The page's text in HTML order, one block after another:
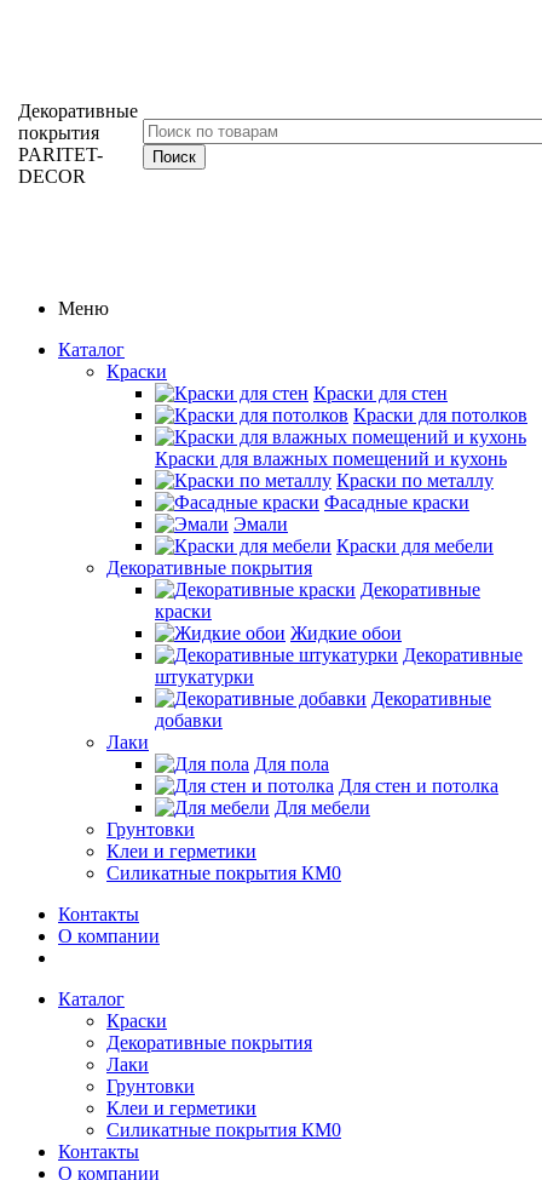
Декоративные
покрытия
PARITET-
DECOR
Меню
Каталог
Краски
Краски для стен
Краски для потолков
Краски для влажных помещений и кухонь
Краски по металлу
Фасадные краски
Эмали
Краски для мебели
Декоративные покрытия
Декоративные
краски
Жидкие обои
Декоративные
штукатурки
Декоративные
добавки
Лаки
Для пола
Для стен и потолка
Для мебели
Грунтовки
Клеи и герметики
Силикатные покрытия КМ0
Контакты
О компании
Каталог
Краски
Декоративные покрытия
Лаки
Грунтовки
Клеи и герметики
Силикатные покрытия КМ0
Контакты
О компании